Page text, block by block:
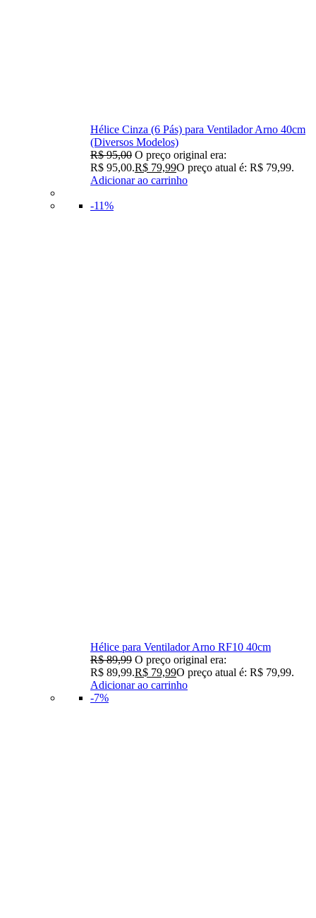
Hélice Cinza (6 Pás) para Ventilador Arno 40cm
(Diversos Modelos)
R$95,00 O preço original era:
R$ 95,00.R$ 79,99O preço atual é: R$ 79,99.
Adicionar ao carrinho
-11%
Hélice para Ventilador Arno RF10 40cm
R$89,99 O preço original era:
R$ 89,99.R$ 79,99O preço atual é: R$ 79,99.
Adicionar ao carrinho
-7%